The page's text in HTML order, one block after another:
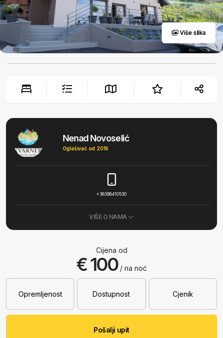
Više slika
Nenad Novoselić
Oglašivač od 2016
+38598410530
VIŠE O NAMA
Cijena od
€ 100/ na noć
Opremljenost Dostupnost Cjenik
Pošalji upit